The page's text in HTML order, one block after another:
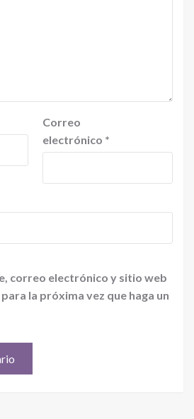
Correo
electrónico *
correo electrónico y sitio web
la próxima vez que haga un